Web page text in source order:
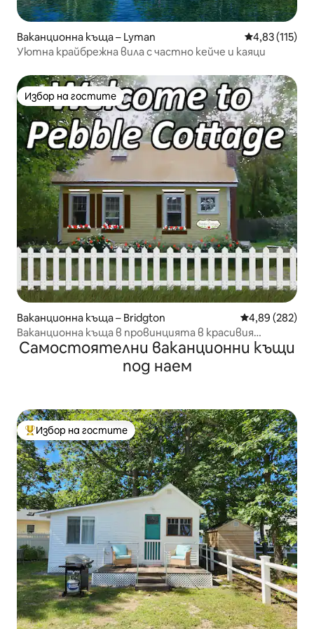
Ваканционна къща – Lyman Средна
4,83 (115)
Уютна крайбрежна вила с частно кейче и каяци
Избор на гостите
Избор на гостите
Ваканционна къща – Bridgton Средна
4,89 (282)
Ваканционна къща в провинцията в красивия
Бриджтън, Мейн
Самостоятелни ваканционни къщи
под наем
Най-популярен избор на гостите
Избор на гостите